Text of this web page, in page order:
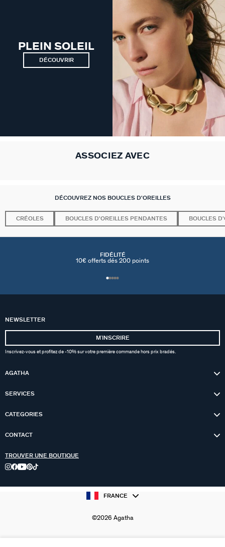
PLEIN SOLEIL
DÉCOUVRIR
ASSOCIEZ AVEC
DÉCOUVREZ NOS BOUCLES D'OREILLES
CRÉOLES BOUCLES D'OREILLES PENDANTES BOUCLES
FIDÉLITÉ
10€ offerts dés 200 points
NEWSLETTER
MʼINSCRIRE
Inscrivez-vous et profitez de -10% sur votre première commande hors prix bradés.
AGATHA
SERVICES
CATEGORIES
CONTACT
TROUVER UNE BOUTIQUE
FRANCE
©2026 Agatha